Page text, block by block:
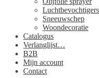
Luchtbevochtigers
Sneeuwschep
Woondecoratie
Catalogus
Verlanglijst…
B2B
Mijn account
Contact